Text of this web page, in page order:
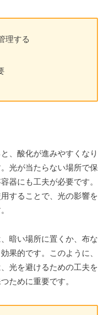
理する
、酸化が進みやすくなり
光が当たらない場所で保
器にも工夫が必要です。
することで、光の影響を
暗い場所に置くか、布な
果的です。このように、
光を避けるための工夫を
ために重要です。